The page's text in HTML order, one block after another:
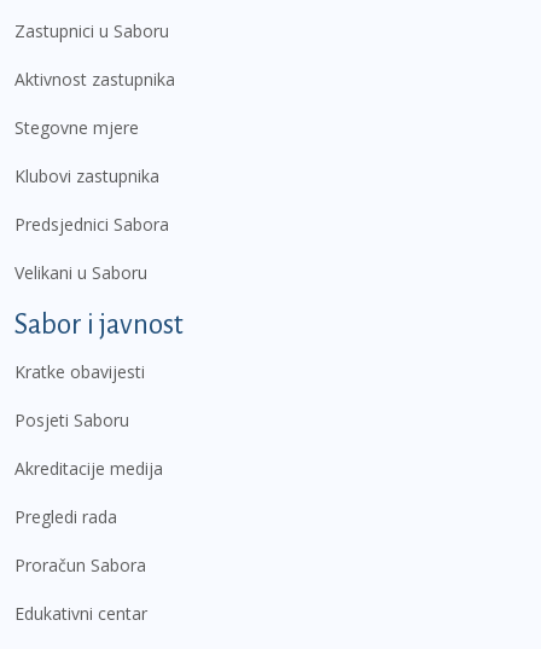
Zastupnici u Saboru
Aktivnost zastupnika
Stegovne mjere
Klubovi zastupnika
Predsjednici Sabora
Velikani u Saboru
Sabor i javnost
Kratke obavijesti
Posjeti Saboru
Akreditacije medija
Pregledi rada
Proračun Sabora
Edukativni centar